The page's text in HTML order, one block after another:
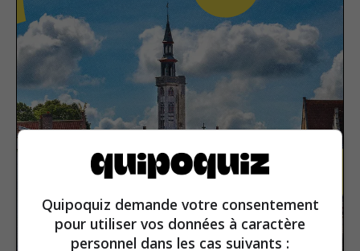
Quipoquiz demande votre consentement
pour utiliser vos données à caractère
personnel dans les cas suivants :